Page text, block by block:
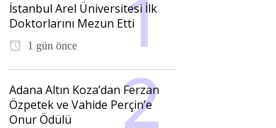
İstanbul Arel Üniversitesi İlk
Doktorlarını Mezun Etti
1 gün önce
Adana Altın Koza’dan Ferzan
Özpetek ve Vahide Perçin’e
Onur Ödülü